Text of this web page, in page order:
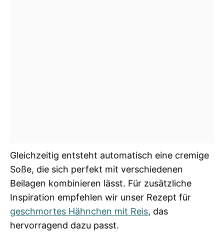
Gleichzeitig entsteht automatisch eine cremige
Soße, die sich perfekt mit verschiedenen
Beilagen kombinieren lässt. Für zusätzliche
Inspiration empfehlen wir unser Rezept für
geschmortes Hähnchen mit Reis, das
hervorragend dazu passt.